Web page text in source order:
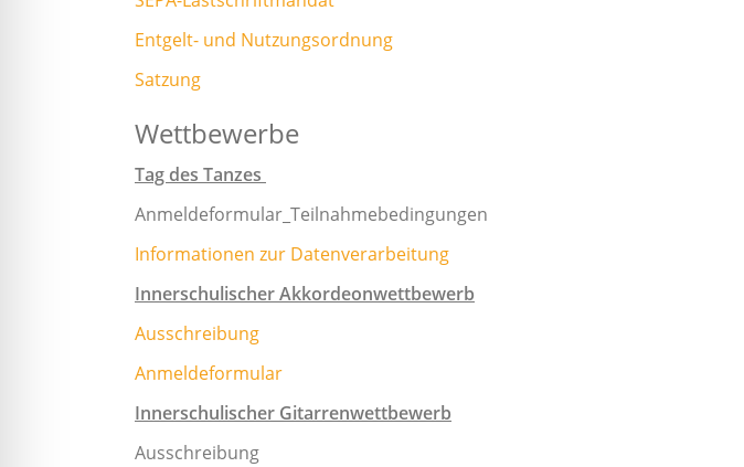
einem
vielfältigen
Angebot.
Entgelt- und Nutzungsordnung
Satzung
Wettbewerbe
Tag des Tanzes
Anmeldeformular_Teilnahmebedingungen
Informationen zur Datenverarbeitung
Innerschulischer Akkordeonwettbewerb
Ausschreibung
Anmeldeformular
Innerschulischer Gitarrenwettbewerb
Ausschreibung